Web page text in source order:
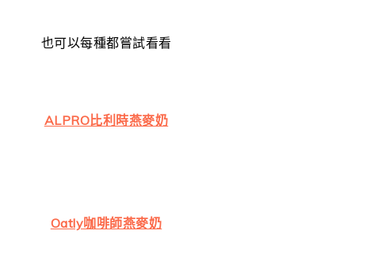
也可以每種都嘗試看看
ALPRO比利時燕麥奶
Oatly咖啡師燕麥奶